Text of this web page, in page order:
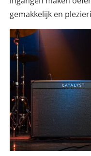
gemakkelijk en